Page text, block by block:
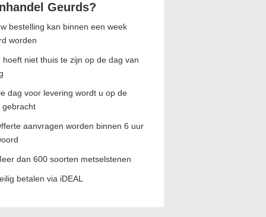
Geurds?
bestelling kan binnen een week
worden
hoeft niet thuis te zijn op de dag van
dag voor levering wordt u op de
gebracht
aanvragen worden binnen 6 uur
dan 600 soorten metselstenen
betalen via iDEAL